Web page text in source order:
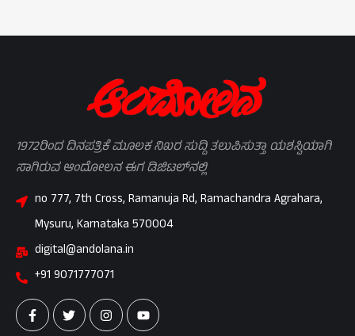
1972ರಿಂದ ದಿನಪತ್ರಿಕೆ ಮೂಲಕ ನಿಖರ ಸುದ್ದಿ ತಲುಪಿಸುತ್ತಾ ಯಶಸ್ವಿಯಾಗಿ
ಸಾಗಿರುವ ಆಂದೋಲನ ಈಗ ಡಿಜಿಟಲ್‌ನಲ್ಲಿ
no 777, 7th Cross, Ramanuja Rd, Ramachandra Agrahara,
Mysuru, Karnataka 570004
digital@andolana.in
+91 9071777071